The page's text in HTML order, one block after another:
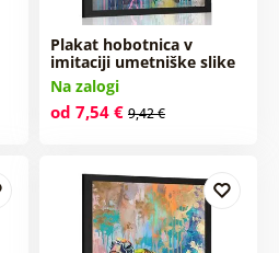
Plakat hobotnica v
imitaciji umetniške slike
Na zalogi
od 7,54 € 9,42 €